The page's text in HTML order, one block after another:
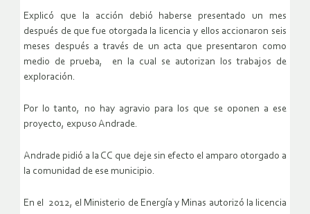
Explicó que la acción debió haberse presentado un mes
después de que fue otorgada la licencia y ellos accionaron seis
meses después a través de un acta que presentaron como
medio de prueba, en la cual se autorizan los trabajos de
exploración.
Por lo tanto, no hay agravio para los que se oponen a ese
proyecto, expuso Andrade.
Andrade pidió a la CC que deje sin efecto el amparo otorgado a
la comunidad de ese municipio.
En el 2012, el Ministerio de Energía y Minas autorizó la licencia